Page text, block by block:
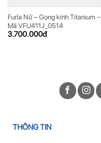
Furla Nữ – Gọng kính Titanium –
Mã VFU411J_0514
3.700.000đ
THÔNG TIN